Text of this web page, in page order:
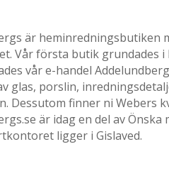
är heminredningsbutiken
Vår första butik grundades i
vår e-handel
glas, porslin,
Dessutom finner ni Webers
är idag en del av
ligger i Gislaved.